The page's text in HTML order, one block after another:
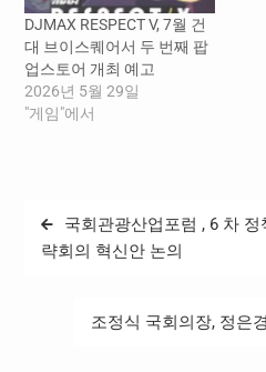
레이어가 국내 프로 스포츠
단체와 협업하는 ‘고 팀 무신
사(GO TEAM MUSINSA)’ 캠
페인의 일환으로 진행된다.
‘K리그…
DJMAX RESPECT V, 7월 건
대 브이스퀘어서 두 번째 팝
업스토어 개최 예고
2026년 5월 29일
"게임"에서
글
탐
국회관광산업포럼 , 6 차
략회의 혁신안 논의
조정식 국회의장, 정은